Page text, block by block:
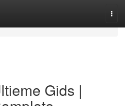
Gids |